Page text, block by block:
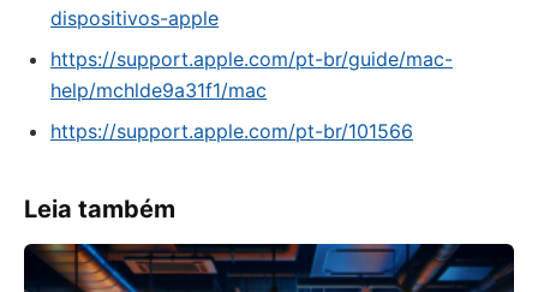
dispositivos-apple
https://support.apple.com/pt-br/guide/mac-
help/mchlde9a31f1/mac
https://support.apple.com/pt-br/101566
Leia também